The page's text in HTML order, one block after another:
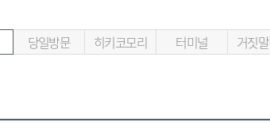
당일방문 히키코모리 터미널 거짓